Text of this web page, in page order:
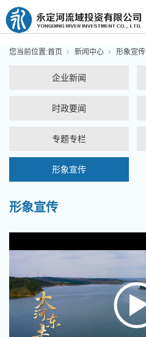
您当前位置:首页 新闻中心 形象宣传
企业新闻
时政要闻
专题专栏
形象宣传
形象宣传